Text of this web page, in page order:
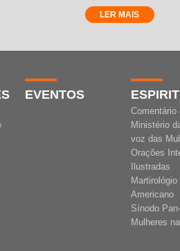
LER MAIS
EVENTOS
Comentário
Ministério
voz das
Orações
Ilustradas
Martirológio
Americano
Sínodo
Mulheres